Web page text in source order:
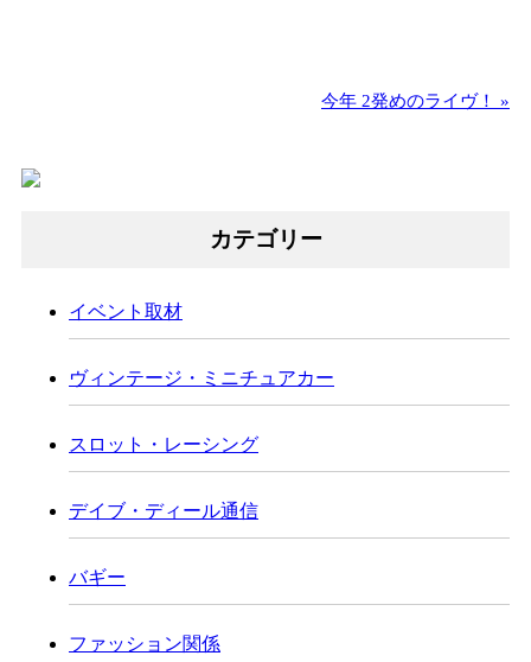
今年 2発めのライヴ！ »
カテゴリー
イベント取材
ヴィンテージ・ミニチュアカー
スロット・レーシング
デイブ・ディール通信
バギー
ファッション関係